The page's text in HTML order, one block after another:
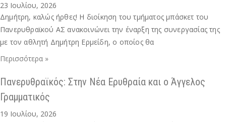
23 Ιουλίου, 2026
Δημήτρη, καλώς ήρθες! Η διοίκηση του τμήματος μπάσκετ του
Πανερυθραϊκού ΑΣ ανακοινώνει την έναρξη της συνεργασίας της
με τον αθλητή Δημήτρη Ερμείδη, ο οποίος θα
Περισσότερα »
Πανερυθραϊκός: Στην Νέα Ερυθραία και ο Άγγελος
Γραμματικός
19 Ιουλίου, 2026